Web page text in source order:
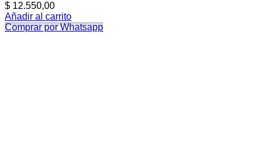
$ 12.550,00
Añadir al carrito
Comprar por Whatsapp